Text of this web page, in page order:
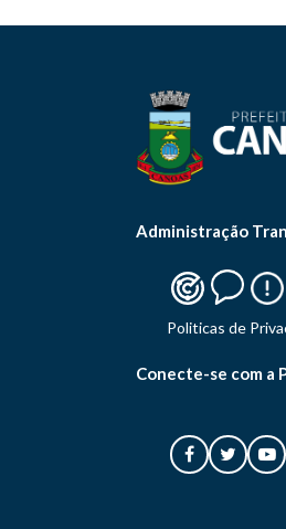
Administração
Politicas de
Conecte-se com a